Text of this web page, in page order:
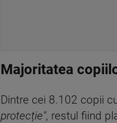
Majoritatea
Dintre cei 8.102 copii
protecție", restul fiind